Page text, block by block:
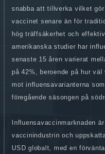
snabba att tillverka vilket
vaccinet senare än för
hög träffsäkerhet och
amerikanska studier har
senaste 15 åren varierat
på 42%, beroende på hur
mot influensavarianterna
föregående säsongen på
Influensavaccinmarknaden
vaccinindustrin och
USD globalt, med en